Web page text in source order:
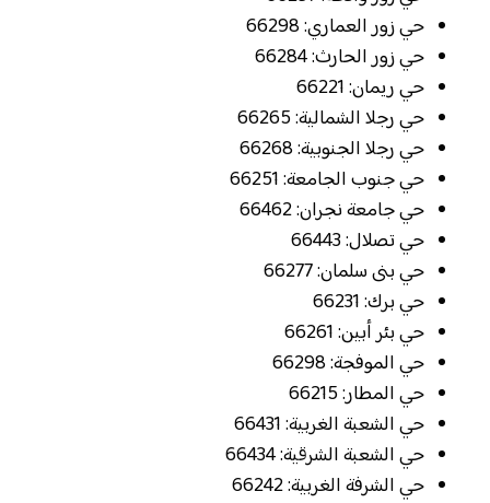
حي زور العماري: 66298
حي زور الحارث: 66284
حي ريمان: 66221
حي رجلا الشمالية: 66265
حي رجلا الجنوبية: 66268
حي جنوب الجامعة: 66251
حي جامعة نجران: 66462
حي تصلال: 66443
حي بنى سلمان: 66277
حي برك: 66231
حي بئر أبين: 66261
حي الموفجة: 66298
حي المطار: 66215
حي الشعبة الغربية: 66431
حي الشعبة الشرقية: 66434
حي الشرفة الغربية: 66242